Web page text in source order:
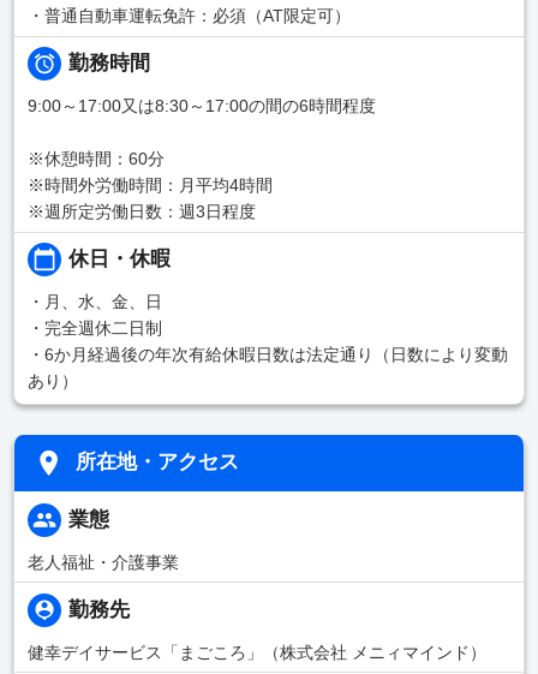
・普通自動車運転免許：必須（AT限定可）
勤務時間
9:00～17:00又は8:30～17:00の間の6時間程度
※休憩時間：60分
※時間外労働時間：月平均4時間
※週所定労働日数：週3日程度
休日・休暇
・月、水、金、日
・完全週休二日制
・6か月経過後の年次有給休暇日数は法定通り（日数により変動
あり）
所在地・アクセス
業態
老人福祉・介護事業
勤務先
健幸デイサービス「まごころ」（株式会社 メニィマインド）